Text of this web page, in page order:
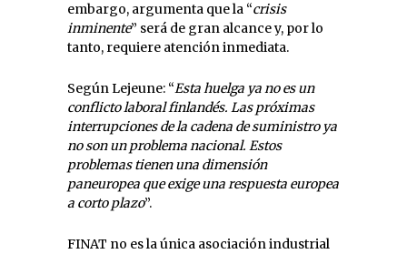
embargo, argumenta que la “crisis
inminente” será de gran alcance y, por lo
tanto, requiere atención inmediata.
Según Lejeune: “Esta huelga ya no es un
conflicto laboral finlandés. Las próximas
interrupciones de la cadena de suministro ya
no son un problema nacional. Estos
problemas tienen una dimensión
paneuropea que exige una respuesta europea
a corto plazo”.
FINAT no es la única asociación industrial